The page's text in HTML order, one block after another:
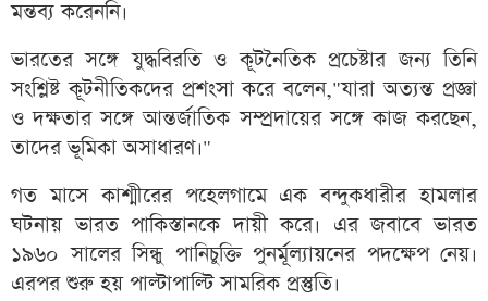
মন্তব্য করেননি।
ভারতের সঙ্গে যুদ্ধবিরতি ও কূটনৈতিক প্রচেষ্টার জন্য তিনি
সংশ্লিষ্ট কূটনীতিকদের প্রশংসা করে বলেন,"যারা অত্যন্ত প্রজ্ঞা
ও দক্ষতার সঙ্গে আন্তর্জাতিক সম্প্রদায়ের সঙ্গে কাজ করছেন,
তাদের ভূমিকা অসাধারণ।"
গত মাসে কাশ্মীরের পহেলগামে এক বন্দুকধারীর হামলার
ঘটনায় ভারত পাকিস্তানকে দায়ী করে। এর জবাবে ভারত
১৯৬০ সালের সিন্ধু পানিচুক্তি পুনর্মূল্যায়নের পদক্ষেপ নেয়।
এরপর শুরু হয় পাল্টাপাল্টি সামরিক প্রস্তুতি।